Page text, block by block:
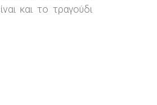
και το τραγούδι